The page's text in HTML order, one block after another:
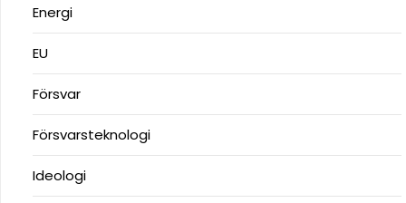
Energi
EU
Försvar
Försvarsteknologi
Ideologi